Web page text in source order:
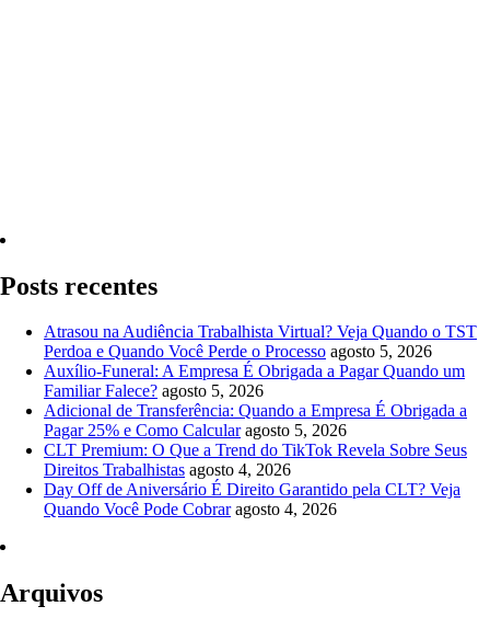
Posts recentes
Atrasou na Audiência Trabalhista Virtual? Veja Quando o TST
Perdoa e Quando Você Perde o Processo agosto 5, 2026
Auxílio-Funeral: A Empresa É Obrigada a Pagar Quando um
Familiar Falece? agosto 5, 2026
Adicional de Transferência: Quando a Empresa É Obrigada a
Pagar 25% e Como Calcular agosto 5, 2026
CLT Premium: O Que a Trend do TikTok Revela Sobre Seus
Direitos Trabalhistas agosto 4, 2026
Day Off de Aniversário É Direito Garantido pela CLT? Veja
Quando Você Pode Cobrar agosto 4, 2026
Arquivos